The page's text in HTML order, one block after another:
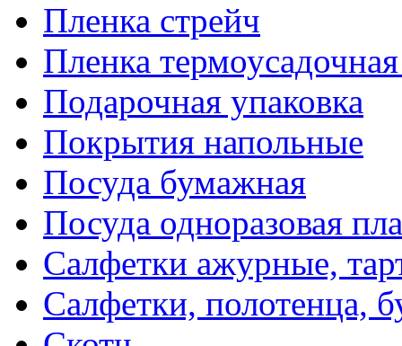
Пленка стрейч
Пленка
Подарочная упаковка
Покрытия напольные
Посуда бумажная
Посуда одноразовая
Салфетки ажурные,
Салфетки, полотенца,